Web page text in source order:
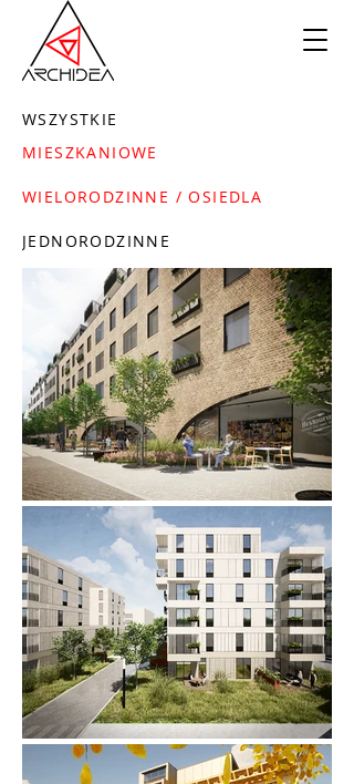
WSZYSTKIE
MIESZKANIOWE
WIELORODZINNE / OSIEDLA
JEDNORODZINNE